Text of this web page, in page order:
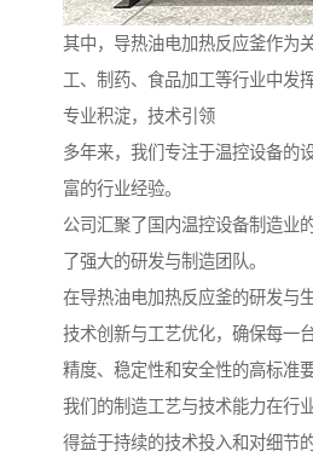
其中，导热油电加热反应釜作为
工、制药、食品加工等行业中发
专业积淀，技术引领
多年来，我们专注于温控设备的
富的行业经验。
公司汇聚了国内温控设备制造业
了强大的研发与制造团队。
在导热油电加热反应釜的研发与
技术创新与工艺优化，确保每一
精度、稳定性和安全性的高标准要
我们的制造工艺与技术能力在行
得益于持续的技术投入和对细节